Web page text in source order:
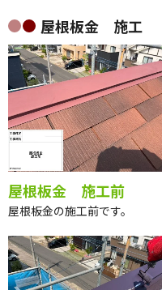
屋根板金 施工
屋根板金 施工前
屋根板金の施工前です。